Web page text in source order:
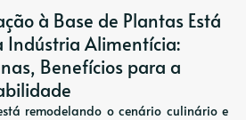
à Base de Plantas Está
Indústria Alimentícia:
Benefícios para a
remodelando o cenário culinário e